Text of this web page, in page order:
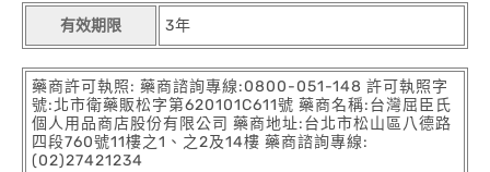
有效期限 3年
藥商許可執照: 藥商諮詢專線:0800-051-148 許可執照字
號:北市衛藥販松字第620101C611號 藥商名稱:台灣屈臣氏
個人用品商店股份有限公司 藥商地址:台北市松山區八德路
四段760號11樓之1、之2及14樓 藥商諮詢專線:
(02)27421234